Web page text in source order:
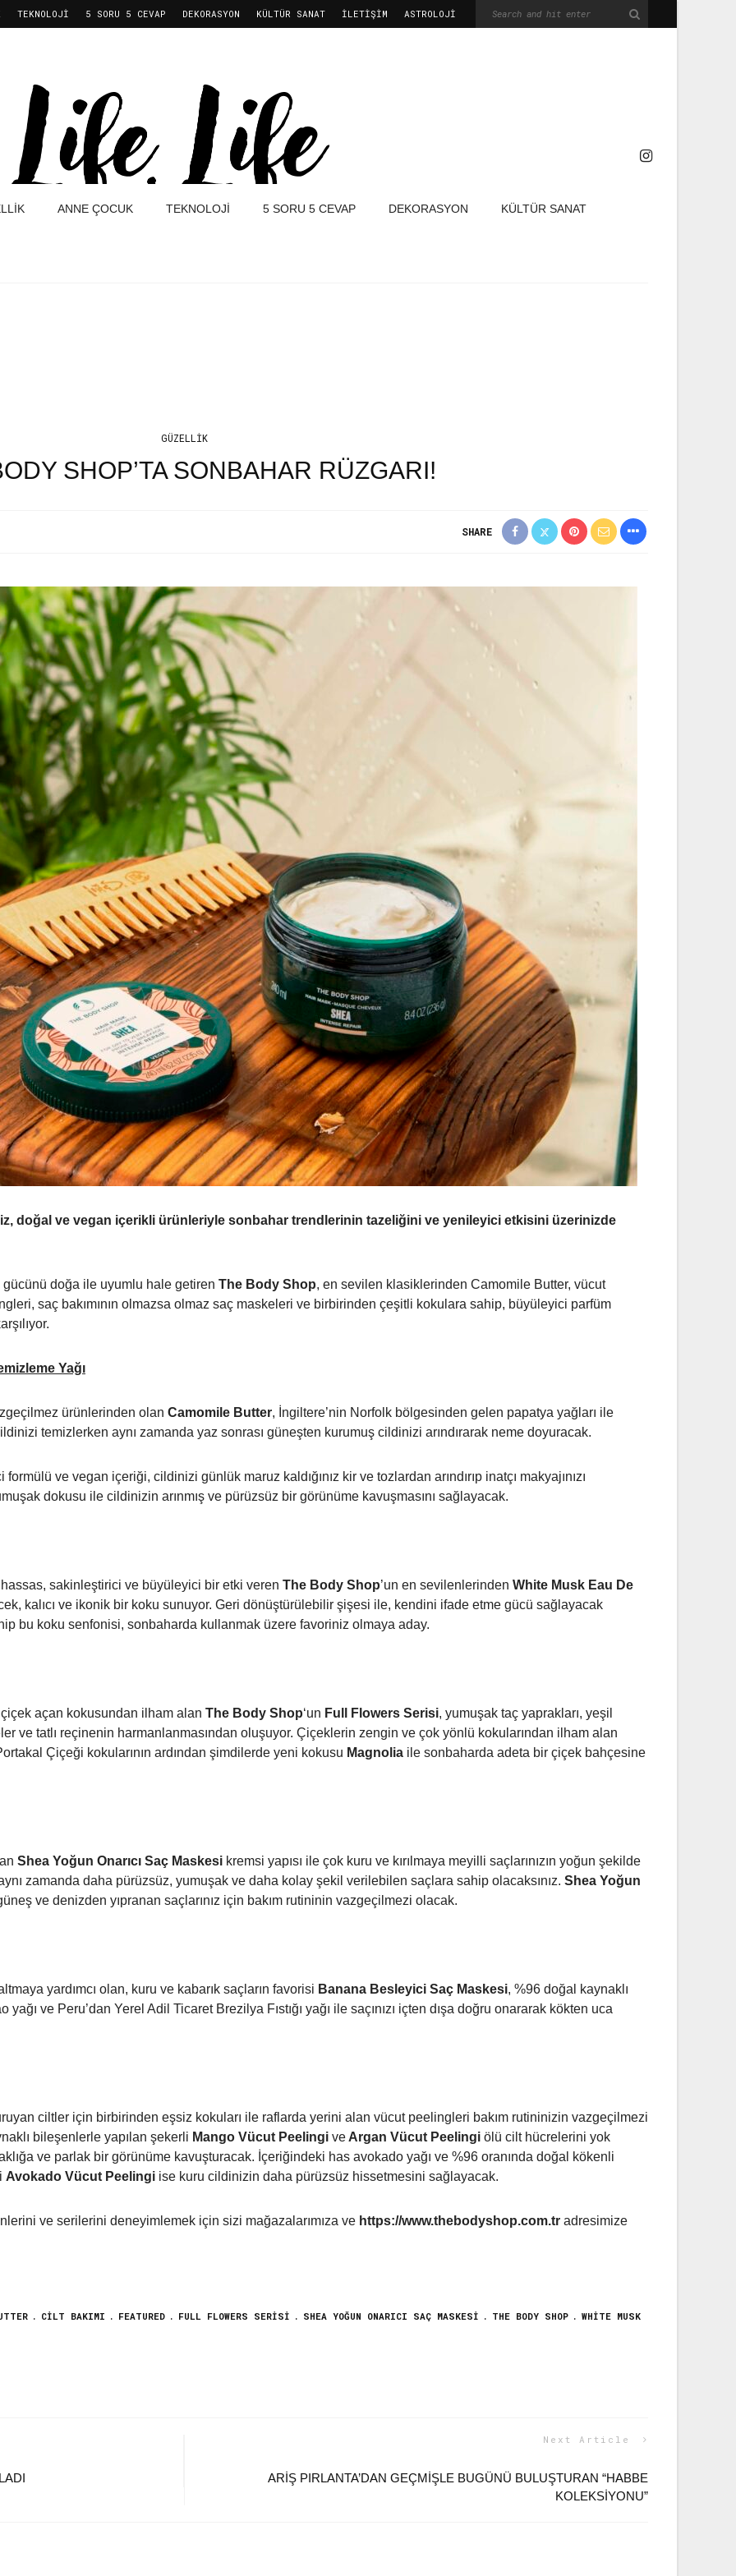
TEKNOLOJI 5 SORU 5 CEVAP DEKORASYON KÜLTÜR SANAT İLETIŞIM ASTROLOJİ
ANNE ÇOCUK TEKNOLOJI 5 SORU 5 CEVAP DEKORASYON KÜLTÜR SANAT
GÜZELLIK
SHOP’TA SONBAHAR RÜZGARI!
SHARE
doğal ve vegan içerikli ürünleriyle sonbahar trendlerinin tazeliğini ve yenileyici etkisini üzerinizde
doğa ile uyumlu hale getiren The Body Shop, en sevilen klasiklerinden Camomile Butter, vücut
saç bakımının olmazsa olmaz saç maskeleri ve birbirinden çeşitli kokulara sahip, büyüleyici parfüm
Yağı
ürünlerinden olan Camomile Butter, İngiltere’nin Norfolk bölgesinden gelen papatya yağları ile
temizlerken aynı zamanda yaz sonrası güneşten kurumuş cildinizi arındırarak neme doyuracak.
formülü ve vegan içeriği, cildinizi günlük maruz kaldığınız kir ve tozlardan arındırıp inatçı makyajınızı
dokusu ile cildinizin arınmış ve pürüzsüz bir görünüme kavuşmasını sağlayacak.
sakinleştirici ve büyüleyici bir etki veren The Body Shop’un en sevilenlerinden White Musk Eau De
kalıcı ve ikonik bir koku sunuyor. Geri dönüştürülebilir şişesi ile, kendini ifade etme gücü sağlayacak
bu koku senfonisi, sonbaharda kullanmak üzere favoriniz olmaya aday.
açan kokusundan ilham alan The Body Shop‘un Full Flowers Serisi, yumuşak taç yaprakları, yeşil
ve tatlı reçinenin harmanlanmasından oluşuyor. Çiçeklerin zengin ve çok yönlü kokularından ilham alan
Çiçeği kokularının ardından şimdilerde yeni kokusu Magnolia ile sonbaharda adeta bir çiçek bahçesine
Shea Yoğun Onarıcı Saç Maskesi kremsi yapısı ile çok kuru ve kırılmaya meyilli saçlarınızın yoğun şekilde
zamanda daha pürüzsüz, yumuşak ve daha kolay şekil verilebilen saçlara sahip olacaksınız. Shea Yoğun
ve denizden yıpranan saçlarınız için bakım rutininin vazgeçilmezi olacak.
yardımcı olan, kuru ve kabarık saçların favorisi Banana Besleyici Saç Maskesi, %96 doğal kaynaklı
ve Peru’dan Yerel Adil Ticaret Brezilya Fıstığı yağı ile saçınızı içten dışa doğru onararak kökten uca
ciltler için birbirinden eşsiz kokuları ile raflarda yerini alan vücut peelingleri bakım rutininizin vazgeçilmezi
bileşenlerle yapılan şekerli Mango Vücut Peelingi ve Argan Vücut Peelingi ölü cilt hücrelerini yok
ve parlak bir görünüme kavuşturacak. İçeriğindeki has avokado yağı ve %96 oranında doğal kökenli
Avokado Vücut Peelingi ise kuru cildinizin daha pürüzsüz hissetmesini sağlayacak.
ve serilerini deneyimlemek için sizi mağazalarımıza ve https://www.thebodyshop.com.tr adresimize
CILT BAKIMI FEATURED FULL FLOWERS SERISI SHEA YOĞUN ONARICI SAÇ MASKESI THE BODY SHOP WHITE MUSK
Next Article
ARIŞ PIRLANTA’DAN GEÇMIŞLE BUGÜNÜ BULUŞTURAN “HABBE
KOLEKSIYONU”